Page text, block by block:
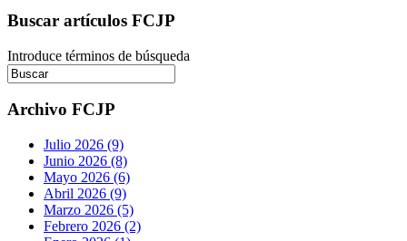
Buscar artículos FCJP
Introduce términos de búsqueda
Archivo FCJP
Julio 2026 (9)
Junio 2026 (8)
Mayo 2026 (6)
Abril 2026 (9)
Marzo 2026 (5)
Febrero 2026 (2)